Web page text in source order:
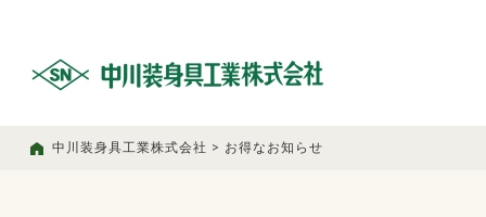
中川装身具工業株式会社 > お得なお知らせ